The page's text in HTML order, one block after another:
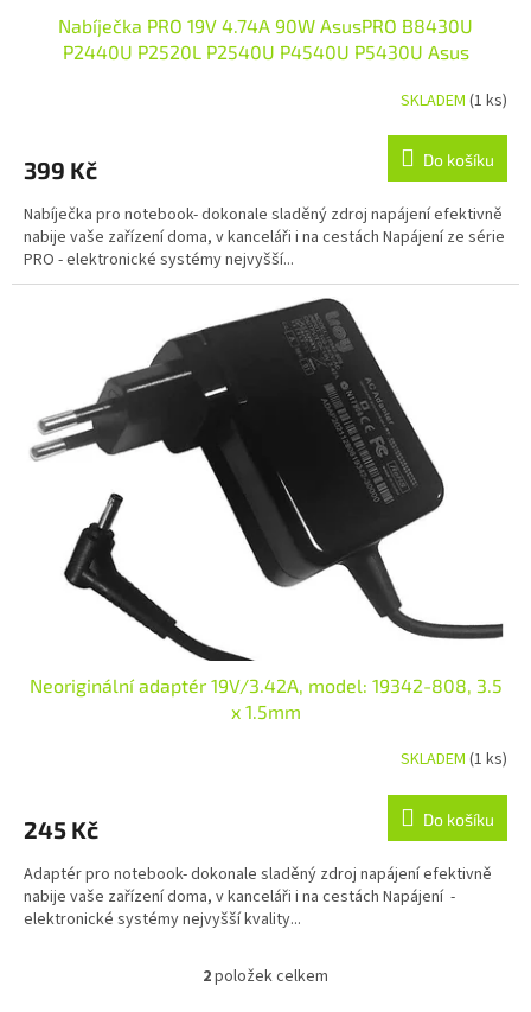
Nabíječka PRO 19V 4.74A 90W AsusPRO B8430U
P2440U P2520L P2540U P4540U P5430U Asus
SKLADEM (1 ks)
399 Kč Do košíku
Nabíječka pro notebook- dokonale sladěný zdroj napájení efektivně
nabije vaše zařízení doma, v kanceláři i na cestách Napájení ze série
PRO - elektronické systémy nejvyšší...
Neoriginální adaptér 19V/3.42A, model: 19342-808, 3.5
x 1.5mm
SKLADEM(1 ks)
245 Kč Do košíku
Adaptér pro notebook- dokonale sladěný zdroj napájení efektivně
nabije vaše zařízení doma, v kanceláři i na cestách Napájení -
elektronické systémy nejvyšší kvality...
Ovládací prvky výpisu
2položek celkem